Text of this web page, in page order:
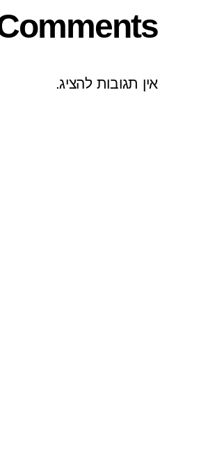
אין תגובות להציג.